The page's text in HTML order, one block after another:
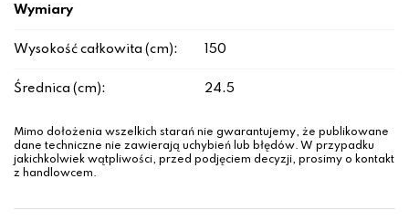
Wymiary
Wysokość całkowita (cm): 150
Średnica (cm): 24.5
Mimo dołożenia wszelkich starań nie gwarantujemy, że publikowane
dane techniczne nie zawierają uchybień lub błędów. W przypadku
jakichkolwiek wątpliwości, przed podjęciem decyzji, prosimy o kontakt
z handlowcem.